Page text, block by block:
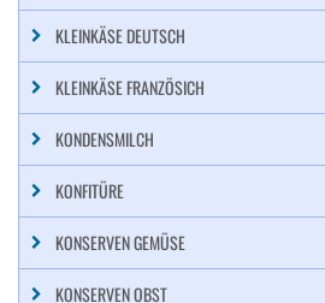
KLEINKÄSE DEUTSCH
KLEINKÄSE FRANZÖSICH
KONDENSMILCH
KONFITÜRE
KONSERVEN GEMÜSE
KONSERVEN OBST